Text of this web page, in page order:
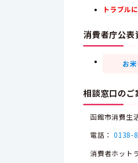
トラブル
消費者庁公表
お
相談窓口のご
函館市消費生
電話： 0138-
消費者ホット